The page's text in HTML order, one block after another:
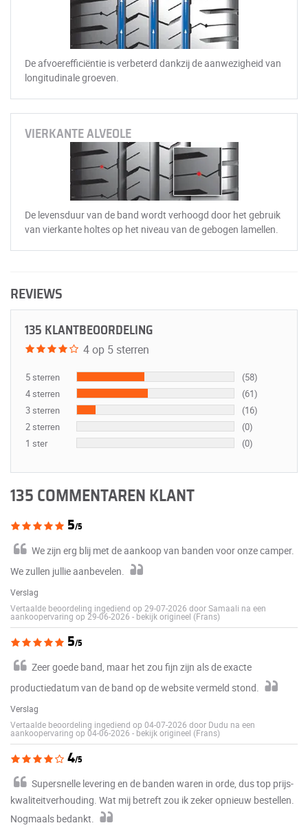
De afvoerefficiëntie is verbeterd dankzij de aanwezigheid van
longitudinale groeven.
VIERKANTE ALVEOLE
De levensduur van de band wordt verhoogd door het gebruik
van vierkante holtes op het niveau van de gebogen lamellen.
REVIEWS
135 KLANTBEOORDELING
4 op 5 sterren
5 sterren
(58)
4 sterren
(61)
3 sterren
(16)
2 sterren
(0)
1 ster
(0)
135 COMMENTAREN KLANT
5/5
We zijn erg blij met de aankoop van banden voor onze camper.
We zullen jullie aanbevelen.
Verslag
Vertaalde beoordeling ingediend op 29-07-2026 door Samaali na een
aankoopervaring op 29-06-2026 - bekijk origineel (Frans)
5/5
Zeer goede band, maar het zou fijn zijn als de exacte
productiedatum van de band op de website vermeld stond.
Verslag
Vertaalde beoordeling ingediend op 04-07-2026 door Dudu na een
aankoopervaring op 04-06-2026 - bekijk origineel (Frans)
4/5
Supersnelle levering en de banden waren in orde, dus top prijs-
kwaliteitverhouding. Wat mij betreft zou ik zeker opnieuw bestellen.
Nogmaals bedankt.